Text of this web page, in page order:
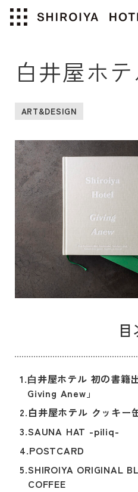
白井屋ホ
ART&DESIGN
1.⽩井屋ホテル 初の書
Giving Anew」
2.白井屋ホテル クッキー
3.SAUNA HAT -piliq-
4.POSTCARD
5.SHIROIYA ORIGINAL
COFFEE